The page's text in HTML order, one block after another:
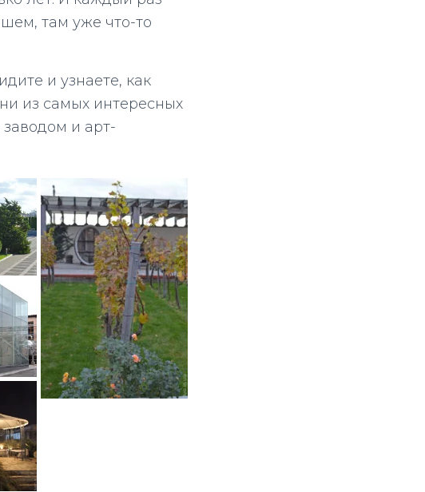
там уже что-то
и узнаете, как
из самых интересных
и арт-